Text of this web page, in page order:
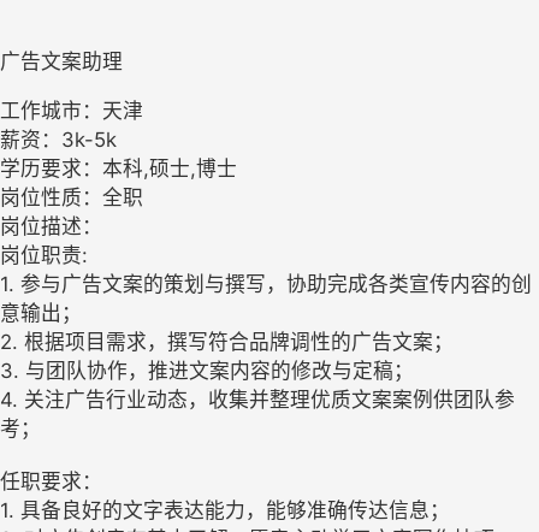
广告文案助理
工作城市：天津
薪资：3k-5k
学历要求：本科,硕士,博士
岗位性质：全职
岗位描述：
岗位职责:
1. 参与广告文案的策划与撰写，协助完成各类宣传内容的创
意输出；
2. 根据项目需求，撰写符合品牌调性的广告文案；
3. 与团队协作，推进文案内容的修改与定稿；
4. 关注广告行业动态，收集并整理优质文案案例供团队参
考；
任职要求：
1. 具备良好的文字表达能力，能够准确传达信息；